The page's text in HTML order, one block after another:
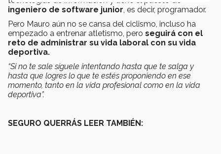
ingeniero de software junior, es decir, programador.
Pero Mauro aún no se cansa del ciclismo, incluso ha
empezado a entrenar atletismo, pero seguirá con el
reto de administrar su vida laboral con su vida
deportiva.
“Si no te sale síguele intentando hasta que te salga y
hasta que logres lo que te estés proponiendo en ese
momento, tanto en la vida profesional como en la vida
deportiva”.
SEGURO QUERRÁS LEER TAMBIÉN: